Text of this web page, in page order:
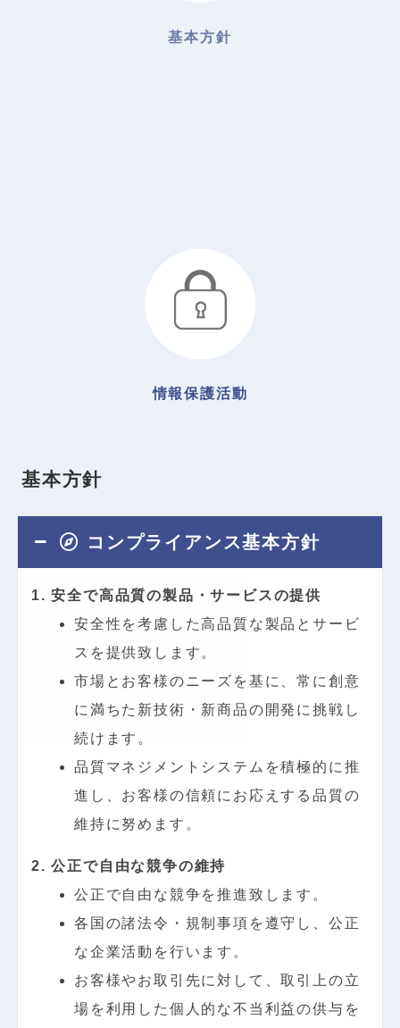
基本方針
情報保護活動
基本方針
コンプライアンス基本方針
1. 安全で高品質の製品・サービスの提供
安全性を考慮した高品質な製品とサービ
スを提供致します。
市場とお客様のニーズを基に、常に創意
に満ちた新技術・新商品の開発に挑戦し
続けます。
品質マネジメントシステムを積極的に推
進し、お客様の信頼にお応えする品質の
維持に努めます。
2. 公正で自由な競争の維持
公正で自由な競争を推進致します。
各国の諸法令・規制事項を遵守し、公正
な企業活動を行います。
お客様やお取引先に対して、取引上の立
場を利用した個人的な不当利益の供与を